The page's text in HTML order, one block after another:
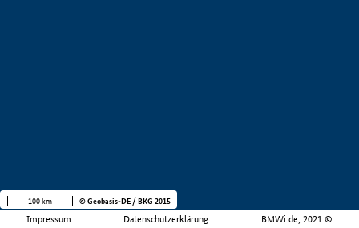
Impressum Datenschutzerklärung BMWi.de, 2021 ©
100 km © Geobasis-DE / BKG 2015